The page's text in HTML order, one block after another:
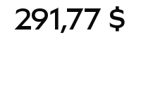
291,77 $